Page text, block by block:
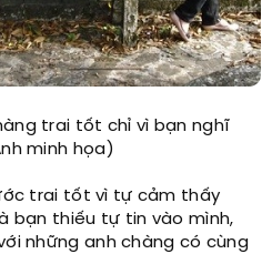
trai tốt chỉ vì bạn nghĩ
minh họa)
trai tốt vì tự cảm thấy
bạn thiếu tự tin vào mình,
những anh chàng có cùng